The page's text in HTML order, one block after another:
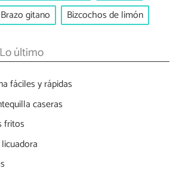
Brazo gitano Bizcochos de limón
Lo último
fáciles y rápidas
caseras
fritos